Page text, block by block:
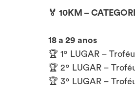
🏅 10KM –
18 a 29 anos
🏆 1º LUGAR –
🏆 2º LUGAR –
🏆 3º LUGAR –